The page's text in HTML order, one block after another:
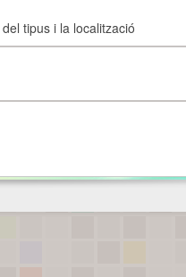
tipus i la localització